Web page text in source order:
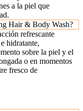
a la piel que
Hair & Body Wash?
refrescante
hidratante,
sobre la piel y el
o en momentos
fresco de